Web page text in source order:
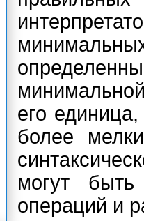
его
более
могут быть
операций и